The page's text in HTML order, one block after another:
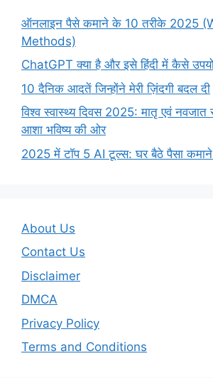
ऑनलाइन पैसे कमाने के 10 तरीके 2025
Methods)
ChatGPT क्या है और इसे हिंदी में कैसे
10 दैनिक आदतें जिन्होंने मेरी ज़िंदगी बदल दी
विश्व स्वास्थ्य दिवस 2025: मातृ एवं नवजात
आशा भविष्य की ओर
2025 में टॉप 5 AI टूल्स: घर बैठे पैसा कमाने
About Us
Contact Us
Disclaimer
DMCA
Privacy Policy
Terms and Conditions